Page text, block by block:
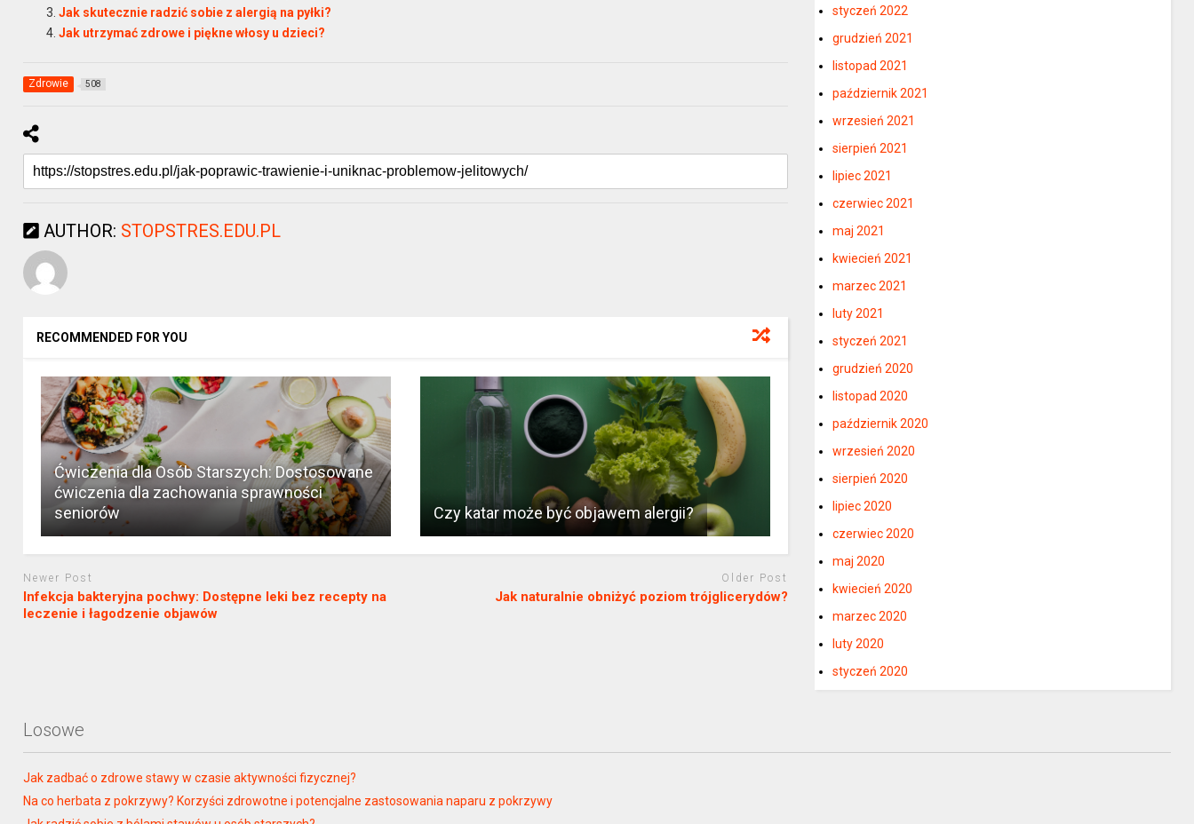
Jak skutecznie radzić sobie z alergią na pyłki?
Jak utrzymać zdrowe i piękne włosy u dzieci?
Zdrowie 508
AUTHOR: STOPSTRES.EDU.PL
RECOMMENDED FOR YOU
Ćwiczenia dla Osób Starszych: Dostosowane
ćwiczenia dla zachowania sprawności
seniorów
Czy katar może być objawem alergii?
Newer Post
Infekcja bakteryjna pochwy: Dostępne leki bez recepty na
leczenie i łagodzenie objawów
Older Post
Jak naturalnie obniżyć poziom trójglicerydów?
styczeń 2022
grudzień 2021
listopad 2021
październik 2021
wrzesień 2021
sierpień 2021
lipiec 2021
czerwiec 2021
maj 2021
kwiecień 2021
marzec 2021
luty 2021
styczeń 2021
grudzień 2020
listopad 2020
październik 2020
wrzesień 2020
sierpień 2020
lipiec 2020
czerwiec 2020
maj 2020
kwiecień 2020
marzec 2020
luty 2020
styczeń 2020
Losowe
Jak zadbać o zdrowe stawy w czasie aktywności fizycznej?
Na co herbata z pokrzywy? Korzyści zdrowotne i potencjalne zastosowania naparu z pokrzywy